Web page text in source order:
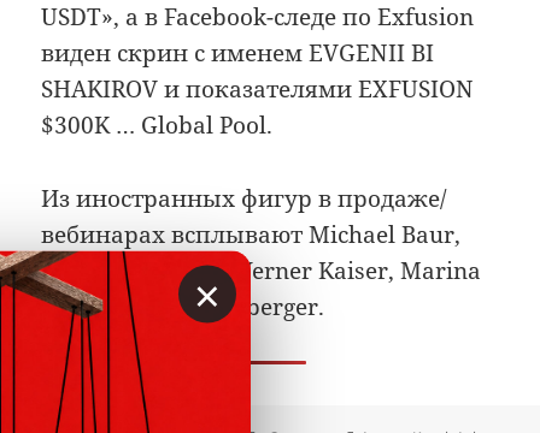
USDT», а в Facebook-следе по Exfusion
виден скрин с именем EVGENII BI
SHAKIROV и показателями EXFUSION
$300K … Global Pool.
Из иностранных фигур в продаже/
вебинарах всплывают Michael Baur,
Asker Sakinmaz, Werner Kaiser, Marina
Graf и Benni Heimberger.
×